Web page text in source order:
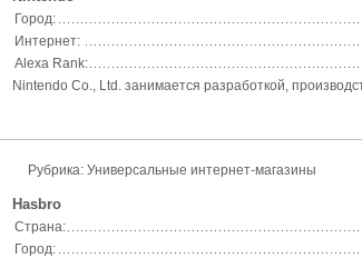
Город:
Интернет:
Alexa Rank:
Nintendo Co., Ltd. занимается разработкой,
Рубрика: Универсальные интернет-магазины
Hasbro
Страна:
Город: